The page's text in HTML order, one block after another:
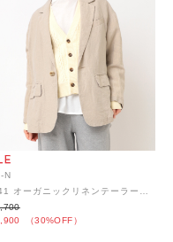
N
J2141 オーガニックリネンテーラードジャケット
（30%OFF）